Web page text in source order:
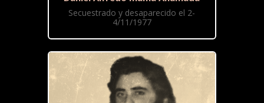
Secuestrado y desaparecido el 2-
4/11/1977